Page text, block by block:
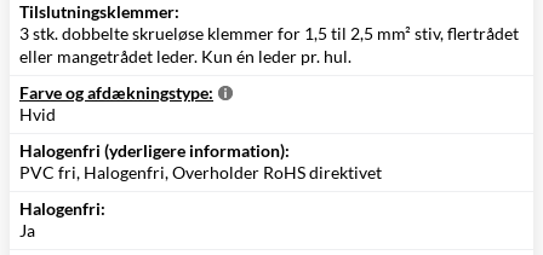
Tilslutningsklemmer:
3 stk. dobbelte skrueløse klemmer for 1,5 til 2,5 mm² stiv, flertrådet
eller mangetrådet leder. Kun én leder pr. hul.
Farve og afdækningstype:
Hvid
Halogenfri (yderligere information):
PVC fri, Halogenfri, Overholder RoHS direktivet
Halogenfri:
Ja